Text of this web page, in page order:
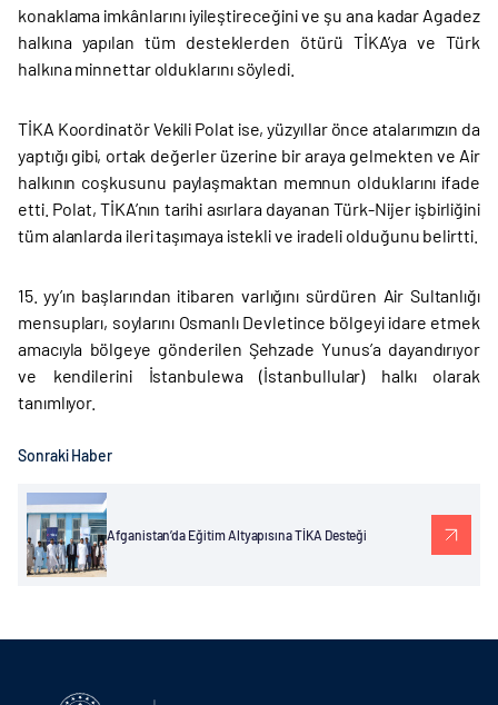
konaklama imkânlarını iyileştireceğini ve şu ana kadar Agadez
halkına yapılan tüm desteklerden ötürü TİKA’ya ve Türk
halkına minnettar olduklarını söyledi.
TİKA Koordinatör Vekili Polat ise, yüzyıllar önce atalarımızın da
yaptığı gibi, ortak değerler üzerine bir araya gelmekten ve Air
halkının coşkusunu paylaşmaktan memnun olduklarını ifade
etti. Polat, TİKA’nın tarihi asırlara dayanan Türk-Nijer işbirliğini
tüm alanlarda ileri taşımaya istekli ve iradeli olduğunu belirtti.
15. yy’ın başlarından itibaren varlığını sürdüren Air Sultanlığı
mensupları, soylarını Osmanlı Devletince bölgeyi idare etmek
amacıyla bölgeye gönderilen Şehzade Yunus’a dayandırıyor
ve kendilerini İstanbulewa (İstanbullular) halkı olarak
tanımlıyor.
Sonraki Haber
Afganistan’da Eğitim Altyapısına TİKA Desteği